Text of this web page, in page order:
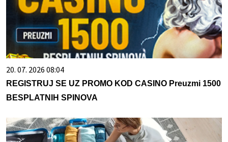
20. 07. 2026 08:04
REGISTRUJ SE UZ PROMO KOD CASINO Preuzmi 1500
BESPLATNIH SPINOVA